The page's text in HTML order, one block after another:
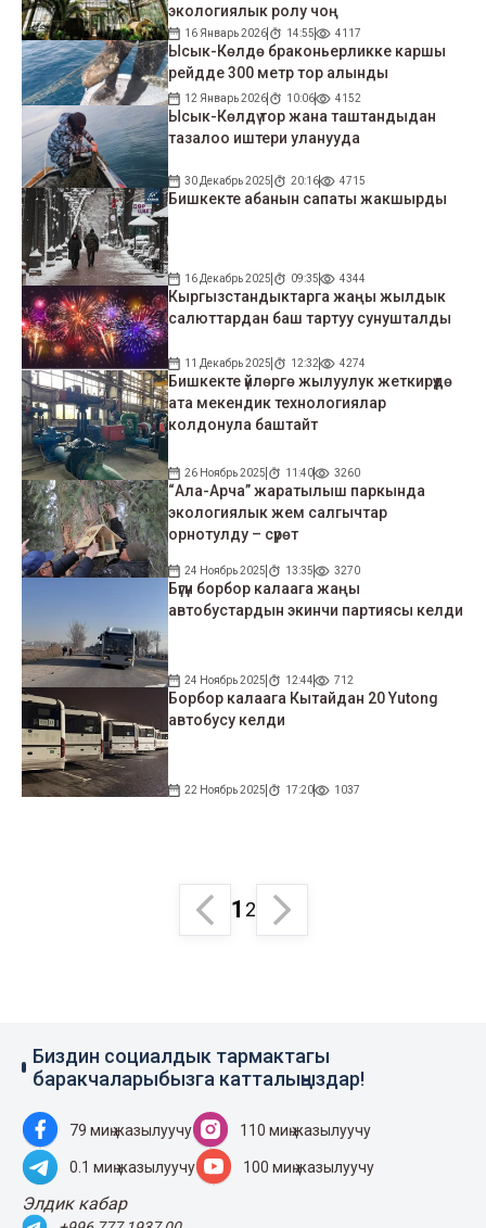
экологиялык ролу чоң
16 Январь 2026 14:55 4117
Ысык-Көлдө браконьерликке каршы
рейдде 300 метр тор алынды
12 Январь 2026 10:06 4152
Ысык-Көлдү тор жана таштандыдан
тазалоо иштери уланууда
30 Декабрь 2025 20:16 4715
Бишкекте абанын сапаты жакшырды
16 Декабрь 2025 09:35 4344
Кыргызстандыктарга жаңы жылдык
салюттардан баш тартуу сунушталды
11 Декабрь 2025 12:32 4274
Бишкекте үйлөргө жылуулук жеткирүүдө
ата мекендик технологиялар
колдонула баштайт
26 Ноябрь 2025 11:40 3260
“Ала-Арча” жаратылыш паркында
экологиялык жем салгычтар
орнотулду – сүрөт
24 Ноябрь 2025 13:35 3270
Бүгүн борбор калаага жаңы
автобустардын экинчи партиясы келди
24 Ноябрь 2025 12:44 712
Борбор калаага Кытайдан 20 Yutong
автобусу келди
22 Ноябрь 2025 17:20 1037
1 2
Биздин социалдык тармактагы
баракчаларыбызга катталыңыздар!
79 миң жазылуучу 110 миң жазылуучу
0.1 миң жазылуучу 100 миң жазылуучу
Элдик кабар